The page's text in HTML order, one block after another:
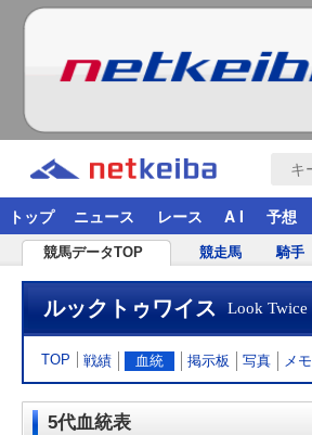
トップ ニュース レース A I 予想
競馬データTOP 競走馬 騎手
ルックトゥワイス Look Twice
TOP 戦績 血統 掲示板 写真 メモ
5代血統表